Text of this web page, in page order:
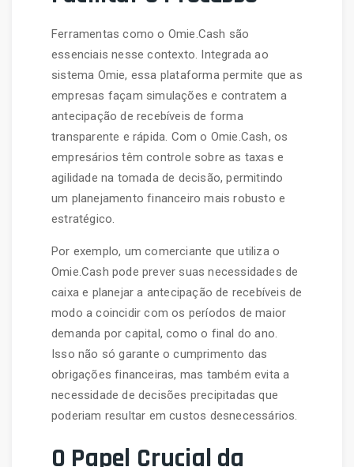
Ferramentas como o Omie.Cash são
essenciais nesse contexto. Integrada ao
sistema Omie, essa plataforma permite que as
empresas façam simulações e contratem a
antecipação de recebíveis de forma
transparente e rápida. Com o Omie.Cash, os
empresários têm controle sobre as taxas e
agilidade na tomada de decisão, permitindo
um planejamento financeiro mais robusto e
estratégico.
Por exemplo, um comerciante que utiliza o
Omie.Cash pode prever suas necessidades de
caixa e planejar a antecipação de recebíveis de
modo a coincidir com os períodos de maior
demanda por capital, como o final do ano.
Isso não só garante o cumprimento das
obrigações financeiras, mas também evita a
necessidade de decisões precipitadas que
poderiam resultar em custos desnecessários.
O Papel Crucial da